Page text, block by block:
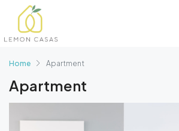
Home Apartment
Apartment